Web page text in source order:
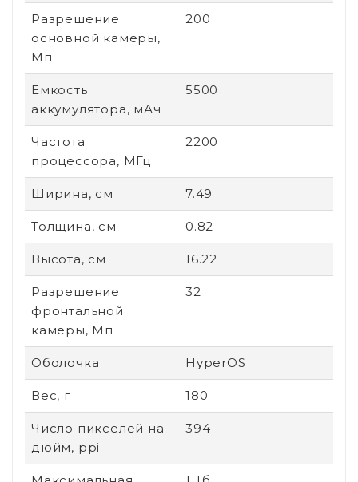
Разрешение
основной камеры,
Мп
200
Емкость
аккумулятора, мАч
5500
Частота
процессора, МГц
2200
Ширина, см 7.49
Толщина, см 0.82
Высота, см 16.22
Разрешение
фронтальной
камеры, Мп
32
Оболочка HyperOS
Вес, г 180
Число пикселей на
дюйм, ppi
394